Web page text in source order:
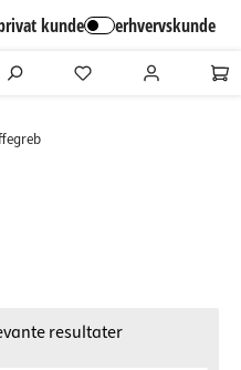
kunde erhvervskunde
resultater